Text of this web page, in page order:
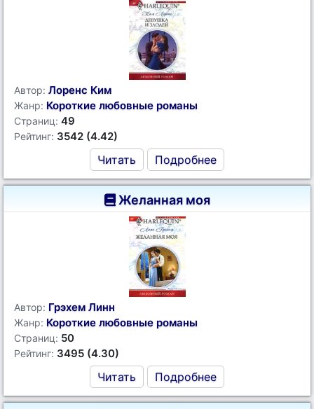
Автор: Лоренс Ким
Жанр: Короткие любовные романы
Страниц: 49
Рейтинг: 3542 (4.42)
Читать Подробнее
Желанная моя
Автор: Грэхем Линн
Жанр: Короткие любовные романы
Страниц: 50
Рейтинг: 3495 (4.30)
Читать Подробнее